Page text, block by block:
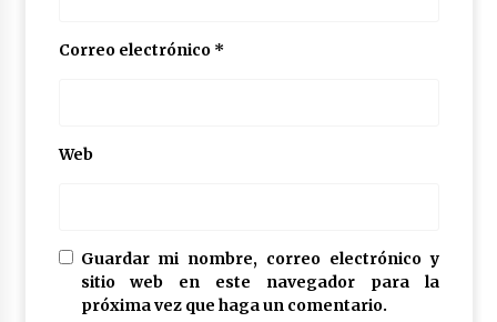
Correo electrónico *
Web
Guardar mi nombre, correo electrónico y
sitio web en este navegador para la
próxima vez que haga un comentario.